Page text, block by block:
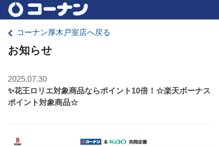
コーナン厚木戸室店へ戻る
お知らせ
2025.07.30
✨花王ロリエ対象商品ならポイント10倍！☆楽天ボーナス
ポイント対象商品☆